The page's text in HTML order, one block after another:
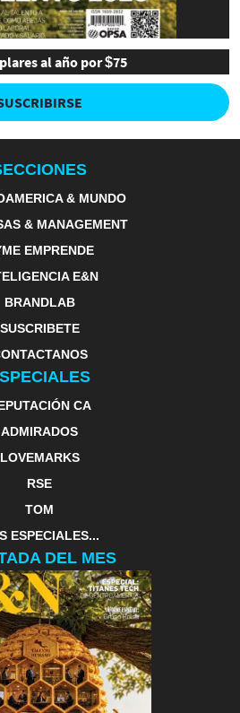
al año por $75
& MUNDO
& MANAGEMENT
EMPRENDE
E&N
BRANDLAB
SUSCRIBETE
CA
ADMIRADOS
LOVEMARKS
RSE
TOM
ESPECIALES...
DEL MES